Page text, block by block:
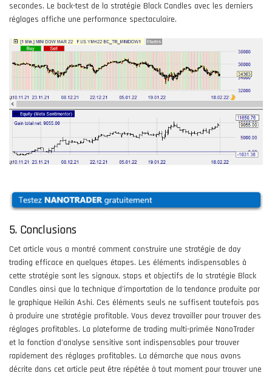
secondes. Le back-test de la stratégie Black Candles avec les derniers
réglages affiche une performance spectaculaire.
5. Conclusions
Cet article vous a montré comment construire une stratégie de day
trading efficace en quelques étapes. Les éléments indispensables à
cette stratégie sont les signaux, stops et objectifs de la stratégie Black
Candles ainsi que la technique d’importation de la tendance produite par
le graphique Heikin Ashi. Ces éléments seuls ne suffisent toutefois pas
à produire une stratégie profitable. Vous devez travailler pour trouver des
réglages profitables. La plateforme de trading multi-primée NanoTrader
et la fonction d’analyse sensitive sont indispensables pour trouver
rapidement des réglages profitables. La démarche que nous avons
décrite dans cet article peut être répétée à tout moment pour trouver une